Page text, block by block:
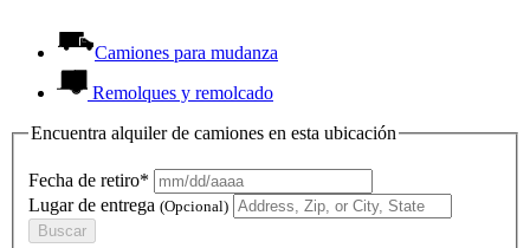
Camiones para mudanza
Remolques y remolcado
Encuentra alquiler de camiones en esta ubicación
Fecha de retiro*
Lugar de entrega (Opcional)
Buscar